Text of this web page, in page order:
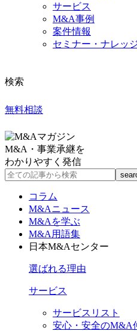
サービス
M&A事例
案件情報
セミナー・ナレッ
検索
無料相談
M&A・事業承継を
わかりやすく発信
コラム
M&Aニュース
M&Aを学ぶ
M&A用語集
日本M&Aセンター
選ばれる理由
サービス
サービスリスト
安心・安全のM&A